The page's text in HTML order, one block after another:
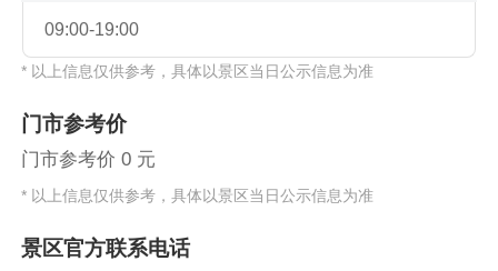
09:00-19:00
* 以上信息仅供参考，具体以景区当日公示信息为准
门市参考价
门市参考价 0 元
* 以上信息仅供参考，具体以景区当日公示信息为准
景区官方联系电话